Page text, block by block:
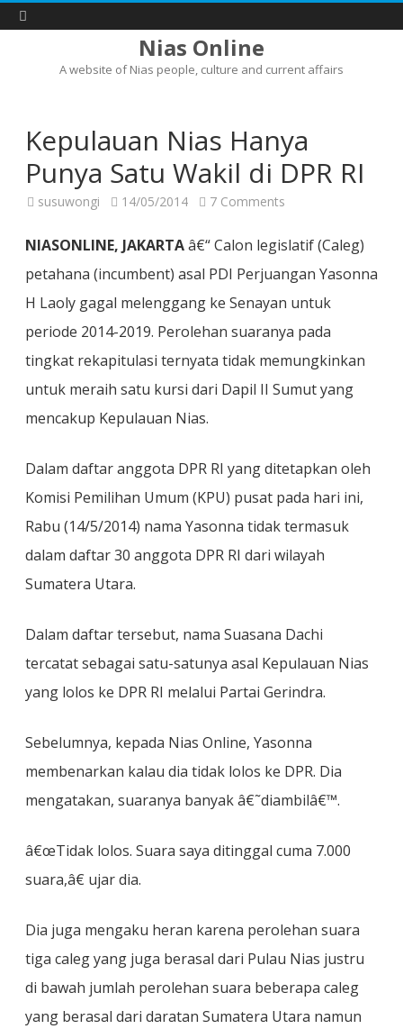
Nias Online
A website of Nias people, culture and current affairs
Kepulauan Nias Hanya
Punya Satu Wakil di DPR RI
susuwongi 14/05/2014 7 Comments
Hanya
Punya
Wakil
di
DPR
RI
NIASONLINE, JAKARTAâ€“ Calon legislatif (Caleg)
petahana (incumbent) asal PDI Perjuangan Yasonna
H Laoly gagal melenggang ke Senayan untuk
periode 2014-2019. Perolehan suaranya pada
tingkat rekapitulasi ternyata tidak memungkinkan
untuk meraih satu kursi dari Dapil II Sumut yang
mencakup Kepulauan Nias.
Dalam daftar anggota DPR RI yang ditetapkan oleh
Komisi Pemilihan Umum (KPU) pusat pada hari ini,
Rabu (14/5/2014) nama Yasonna tidak termasuk
dalam daftar 30 anggota DPR RI dari wilayah
Sumatera Utara.
Dalam daftar tersebut, nama Suasana Dachi
tercatat sebagai satu-satunya asal Kepulauan Nias
yang lolos ke DPR RI melalui Partai Gerindra.
Sebelumnya, kepada Nias Online, Yasonna
membenarkan kalau dia tidak lolos ke DPR. Dia
mengatakan, suaranya banyak â€˜diambilâ€™.
â€œTidak lolos. Suara saya ditinggal cuma 7.000
suara,â€ ujar dia.
Dia juga mengaku heran karena perolehan suara
tiga caleg yang juga berasal dari Pulau Nias justru
di bawah jumlah perolehan suara beberapa caleg
yang berasal dari daratan Sumatera Utara namun